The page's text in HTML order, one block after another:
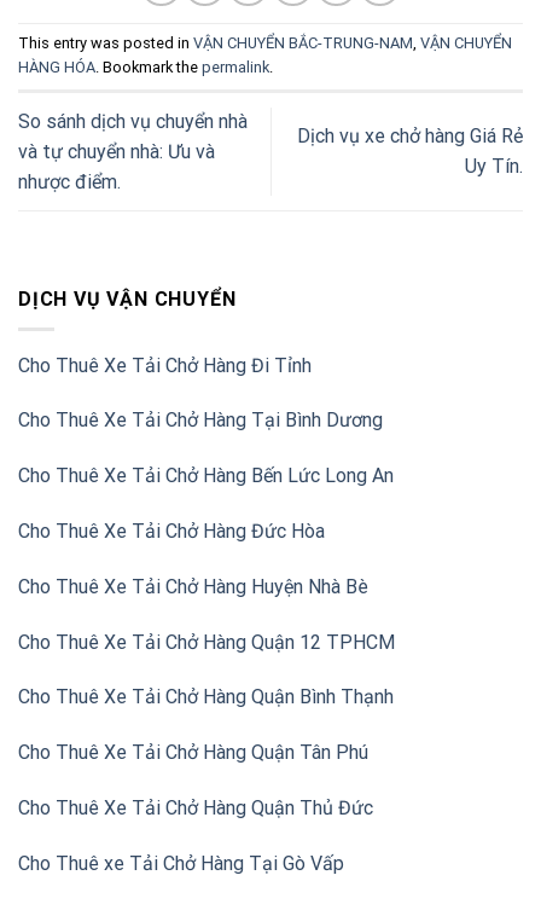
DỊCH VỤ VẬN CHUYỂN
Cho Thuê Xe Tải Chở Hàng Đi Tỉnh
Cho Thuê Xe Tải Chở Hàng Tại Bình Dương
Cho Thuê Xe Tải Chở Hàng Bến Lức Long An
Cho Thuê Xe Tải Chở Hàng Đức Hòa
Cho Thuê Xe Tải Chở Hàng Huyện Nhà Bè
Cho Thuê Xe Tải Chở Hàng Quận 12 TPHCM
Cho Thuê Xe Tải Chở Hàng Quận Bình Thạnh
Cho Thuê Xe Tải Chở Hàng Quận Tân Phú
Cho Thuê Xe Tải Chở Hàng Quận Thủ Đức
Cho Thuê xe Tải Chở Hàng Tại Gò Vấp
This entry was posted in VẬN CHUYỂN BẮC-TRUNG-NAM VẬN CHUYỂN
HÀNG HÓA . Bookmark the permalink
So sánh dịch vụ chuyển nhà
và tự chuyển nhà: Ưu và
nhược điểm.
Dịch vụ xe chở hàng Giá Rẻ
Uy Tín.